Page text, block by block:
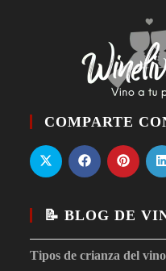
COMPARTE
📝 BLOG DE
Tipos de crianza del vino